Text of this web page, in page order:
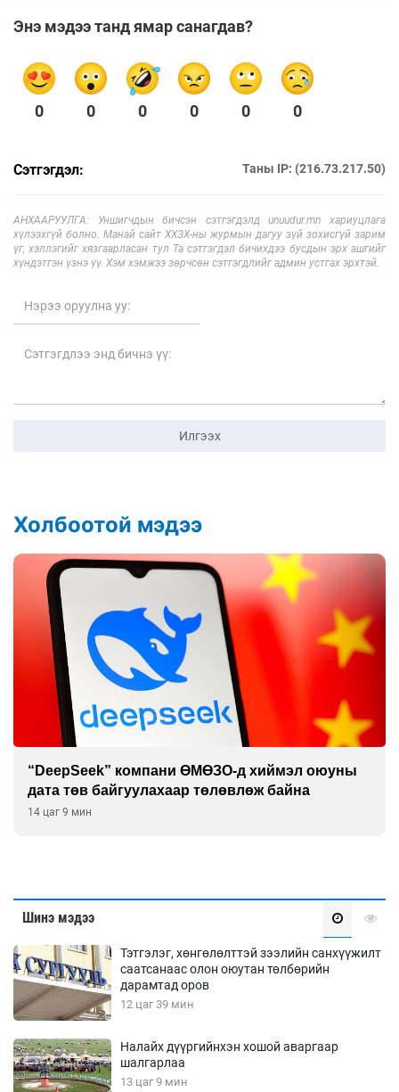
Энэ мэдээ танд ямар санагдав?
0 0 0 0 0 0
Сэтгэгдэл: Таны IP: (216.73.217.50)
АНХААРУУЛГА: Уншигчдын бичсэн сэтгэгдэлд unuudur.mn хариуцлага
хүлээхгүй болно. Манай сайт ХХЗХ-ны журмын дагуу зүй зохисгүй зарим
үг, хэллэгийг хязгаарласан тул Та сэтгэгдэл бичихдээ бусдын эрх ашгийг
хүндэтгэн үзнэ үү. Хэм хэмжээ зөрчсөн сэтгэгдлийг админ устгах эрхтэй.
Илгээх
Холбоотой мэдээ
“DeepSeek” компани ӨМӨЗО-д хиймэл оюуны
дата төв байгуулахаар төлөвлөж байна
14 цаг 9 мин
Шинэ мэдээ
Тэтгэлэг, хөнгөлөлттэй зээлийн санхүүжилт
саатсанаас олон оюутан төлбөрийн
дарамтад оров
12 цаг 39 мин
Налайх дүүргийнхэн хошой аваргаар
шалгарлаа
13 цаг 9 мин